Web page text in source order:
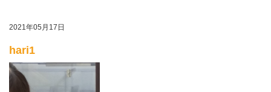
2021年05月17日
hari1